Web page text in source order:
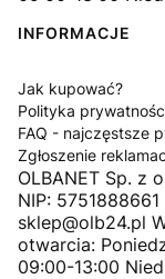
INFORMACJE
Jak kupować?
Polityka
FAQ - najczęstsze
Zgłoszenie
OLBANET Sp. z
NIP:
sklep@olb24.pl
otwarcia:
09:00-13:00